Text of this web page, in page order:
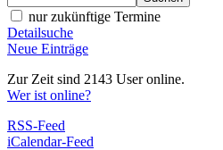
nur zukünftige Termine
Detailsuche
Neue Einträge
Zur Zeit sind 2143 User online.
Wer ist online?
RSS-Feed
iCalendar-Feed